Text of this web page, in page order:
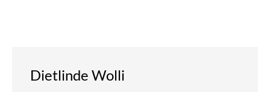
Dietlinde Wolli